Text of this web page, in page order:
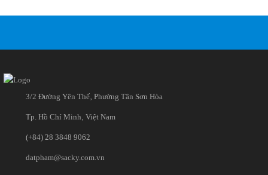
3/2 Đường Yên Thế‚ Phường Tân Sơn Hòa
Tp. Hồ Chí Minh‚ Việt Nam
(+84) 28 3848 9062
datpham@sacky.com.vn